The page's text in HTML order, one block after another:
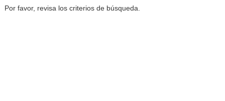
Por favor, revisa los criterios de búsqueda.